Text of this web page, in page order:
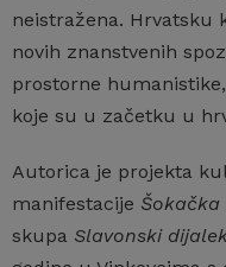
neistražena. Hrvatsku
novih znanstvenih
prostorne
koje su u začetku u
Autorica je projekta
manifestacije Šokačka
skupa Slavonski